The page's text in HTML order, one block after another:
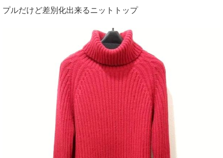
プルだけど差別化出来るニットトップ